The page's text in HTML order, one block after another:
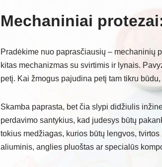
Mechaniniai
Pradėkime nuo paprasčiausių – mechaninių
kitas mechanizmas su svirtimis ir lynais.
petį. Kai žmogus pajudina petį tam tikru
Skamba paprasta, bet čia slypi didžiulis
perdavimo santykius, kad judesys būtų
tokius medžiagas, kurios būtų lengvos,
aliuminis, anglies pluoštas ar specialūs